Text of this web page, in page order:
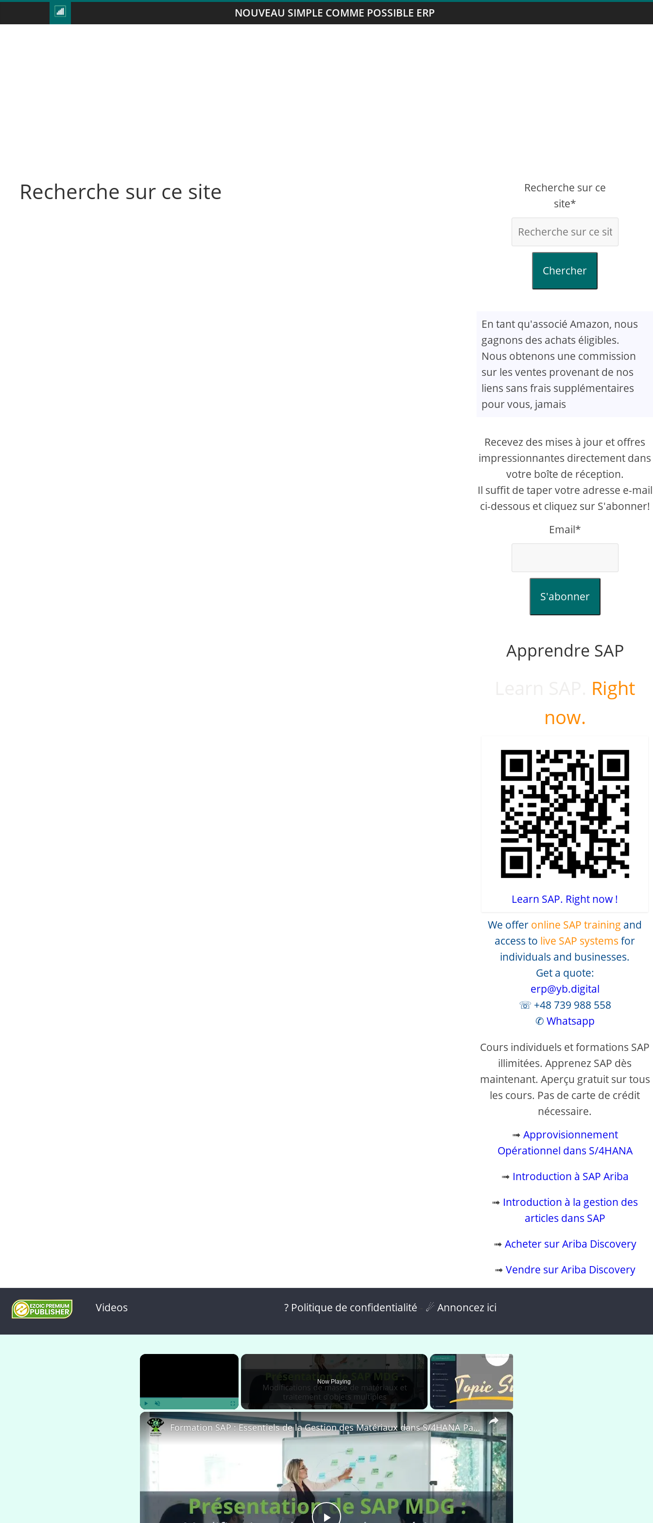
NOUVEAU SIMPLE COMME POSSIBLE ERP
Recherche sur ce site
Recherche sur ce
site*
Chercher
En tant qu'associé Amazon, nous
gagnons des achats éligibles.
Nous obtenons une commission
sur les ventes provenant de nos
liens sans frais supplémentaires
pour vous, jamais
Recevez des mises à jour et offres
impressionnantes directement dans
votre boîte de réception.
Il suffit de taper votre adresse e-mail
ci-dessous et cliquez sur S'abonner!
Email*
S'abonner
Apprendre SAP
Right
now.
Learn SAP. Right now !
We offer online SAP training and
access to live SAP systems for
individuals and businesses.
Get a quote:
erp@yb.digital
☏ +48 739 988 558
✆ Whatsapp
Cours individuels et formations SAP
illimitées. Apprenez SAP dès
maintenant. Aperçu gratuit sur tous
les cours. Pas de carte de crédit
nécessaire.
➟ Approvisionnement
Opérationnel dans S/4HANA
➟ Introduction à SAP Ariba
➟ Introduction à la gestion des
articles dans SAP
➟ Acheter sur Ariba Discovery
➟ Vendre sur Ariba Discovery
Videos ? Politique de confidentialité ☄ Annoncez ici
×
Now Playing
×
Formation SAP : Essentiels de la Gestion des Matériaux dans S/4HANA Partie 2